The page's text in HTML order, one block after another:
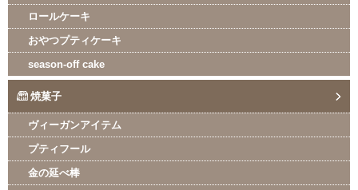
ロールケーキ
おやつプティケーキ
season-off cake
焼菓子
ヴィーガンアイテム
プティフール
金の延べ棒